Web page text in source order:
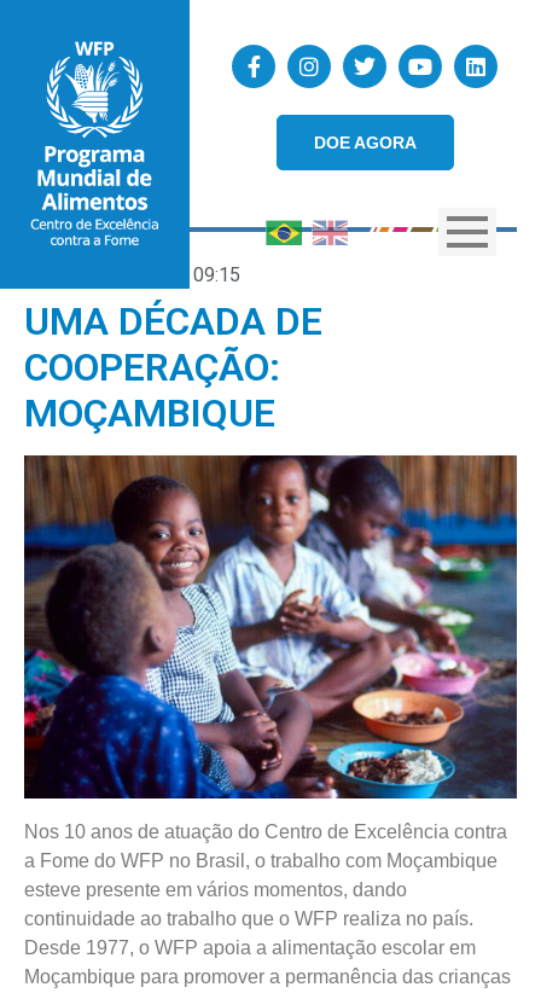
DOE AGORA
09:15
UMA DÉCADA DE
COOPERAÇÃO:
MOÇAMBIQUE
Nos 10 anos de atuação do Centro de Excelência contra
a Fome do WFP no Brasil, o trabalho com Moçambique
esteve presente em vários momentos, dando
continuidade ao trabalho que o WFP realiza no país.
Desde 1977, o WFP apoia a alimentação escolar em
Moçambique para promover a permanência das crianças